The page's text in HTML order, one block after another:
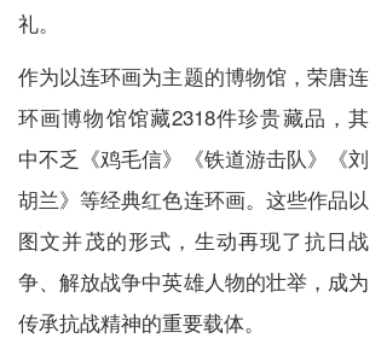
礼。
作为以连环画为主题的博物馆，荣唐连
环画博物馆馆藏2318件珍贵藏品，其
中不乏《鸡毛信》《铁道游击队》《刘
胡兰》等经典红色连环画。这些作品以
图文并茂的形式，生动再现了抗日战
争、解放战争中英雄人物的壮举，成为
传承抗战精神的重要载体。